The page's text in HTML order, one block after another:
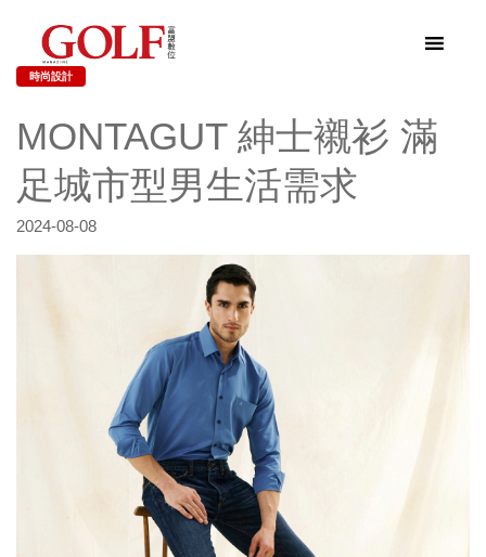
時尚設計
MONTAGUT 紳士襯衫 滿
足城市型男生活需求
2024-08-08